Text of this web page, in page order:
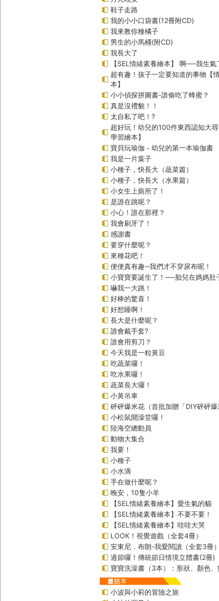
鞋子走路
我的小小口袋書(12冊附CD)
我來教你種橘子
男生的小馬桶(附CD)
我長大了
【SEL情緒素養繪本】 啊──我生
超有趣！孩子一定要知道的事物【
本】
小小偵探拼圖書-誰偷吃了蜂蜜？
真是沒禮貌！！
太自私了吧！?
超好玩！幼兒的100件東西認知大
學習繪本】
寶貝玩瑜伽－幼兒的第一本瑜伽書
我是一片葉子
小種子，快長大（蔬菜篇）
小種子，快長大（水果篇）
小女生上廁所了！
是誰在跳呢？
小心！誰在那裡？
我會刷牙了！
感謝書
要穿什麼呢？
來種花吧！
便便真有趣─我們才不穿尿布呢！
小寶寶要誕生了！──胎兒在媽媽肚
嚇我一大跳！
好棒的驚喜！
好想睡啊！
長大是什麼呢？
誰會戴手套?
誰會用剪刀？
今天我是一粒黃豆
吃蔬菜囉！
吃水果囉！
蔬菜長大囉！
小黃吊車
砰砰爆米花（首批加贈「DIY砰砰
小松鼠開澡堂囉！
陸海空總動員
動物大集合
我要！
小種子
小水滴
手在做什麼呢？
晚安，10隻小羊
【SEL情緒素養繪本】愛生氣的貓
【SEL情緒素養繪本】不要不要！
【SEL情緒素養繪本】哇哇大哭
LOOK！視覺遊戲（全套4冊）
安東尼．布朗-我愛閱讀（全套3冊
過節囉！傳統節日情境立體書(2冊)
寶寶洗澡書（3本）：形狀、顏色、
小波與小莉的冒險之旅